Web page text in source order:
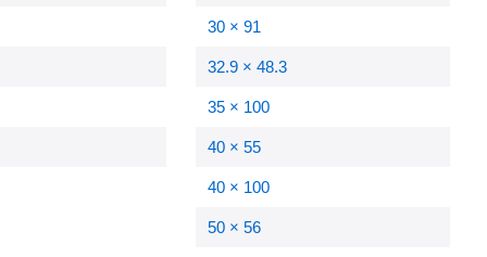
30 × 91
32.9 × 48.3
35 × 100
40 × 55
40 × 100
50 × 56